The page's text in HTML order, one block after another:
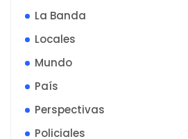
La Banda
Locales
Mundo
País
Perspectivas
Policiales